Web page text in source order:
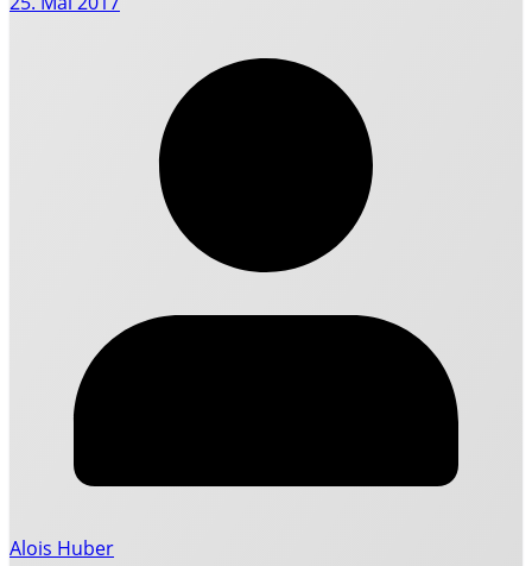
Alois Huber